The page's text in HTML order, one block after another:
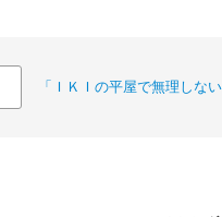
「ＩＫＩの平屋で無理しな